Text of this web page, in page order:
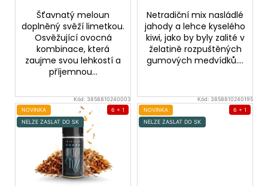
Šťavnatý meloun
doplněný svěží limetkou.
Osvěžující ovocná
kombinace, která
zaujme svou lehkostí a
příjemnou...
Netradiční mix nasládlé
jahody a lehce kyselého
kiwi, jako by byly zalité v
želatině rozpuštěných
gumových medvídků....
Kód:3858810240003
NOVINKA
NELZE ZASLAT DO SK
6 + 1
Kód:3858810240195
NOVINKA
NELZE ZASLAT DO SK
6 + 1